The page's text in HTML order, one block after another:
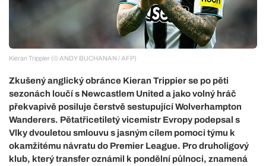
Kieran Trippier (© ANDY BUCHANAN / AFP)
Zkušený anglický obránce Kieran Trippier se po pěti
sezonách loučí s Newcastlem United a jako volný hráč
překvapivě posiluje čerstvě sestupující Wolverhampton
Wanderers. Pětatřicetiletý vicemistr Evropy podepsal s
Vlky dvouletou smlouvu s jasným cílem pomoci týmu k
okamžitému návratu do Premier League. Pro druholigový
klub, který transfer oznámil k pondělní půlnoci, znamená